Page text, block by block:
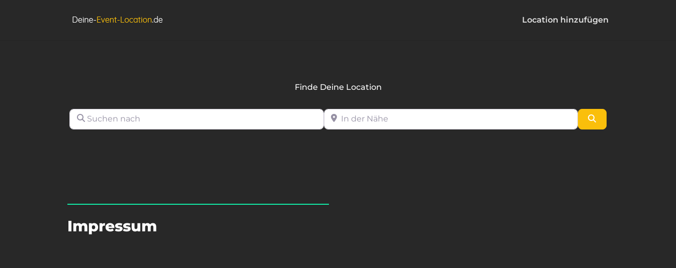
Location hinzufügen
Finde Deine Location
Suchen nach In der Nähe
Impressum